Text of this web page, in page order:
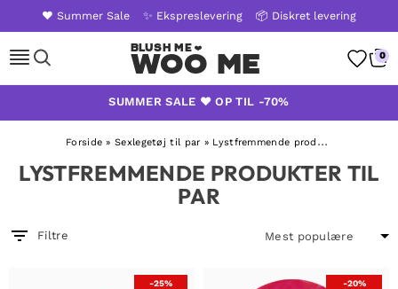
❤️ Summer Sale ✨ Ekspreslevering 📦 Diskret levering
Woo Me 0
SUMMER SALE ❤️ OP TIL -70%
Forside »Sexlegetøj til par » Lystfremmende produkter til par
LYSTFREMMENDE PRODUKTER TIL
PAR
Filtre
-25% -20%